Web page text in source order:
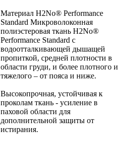
Материал H2No® Performance
Standard Микроволоконная
полиэстеровая ткань H2No®
Performance Standard с
водоотталкивающей дышащей
пропиткой, средней плотности в
области груди, и более плотного и
тяжелого – от пояса и ниже.
Высокопрочная, устойчивая к
проколам ткань - усиление в
паховой области для
дополнительной защиты от
истирания.